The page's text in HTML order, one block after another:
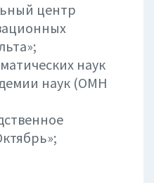
центр
наук
наук (ОМН